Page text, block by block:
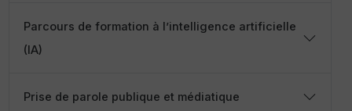
Parcours de formation à l’intelligence artificielle
(IA)
Prise de parole publique et médiatique